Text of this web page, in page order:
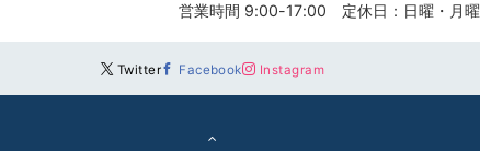
営業時間 9:00-17:00 定休日：日曜・月曜
Twitter Facebook Instagram